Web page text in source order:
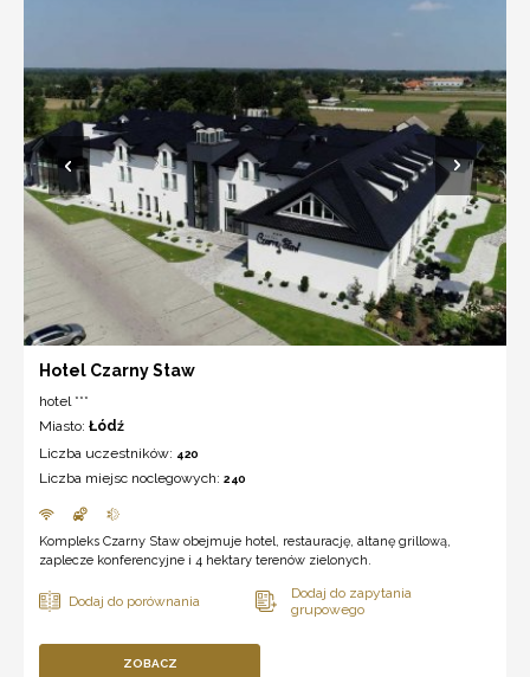
Hotel Czarny Staw
hotel ***
Miasto: Łódź
Liczba uczestników: 420
Liczba miejsc noclegowych: 240
Kompleks Czarny Staw obejmuje hotel, restaurację, altanę grillową,
zaplecze konferencyjne i 4 hektary terenów zielonych.
ZOBACZ